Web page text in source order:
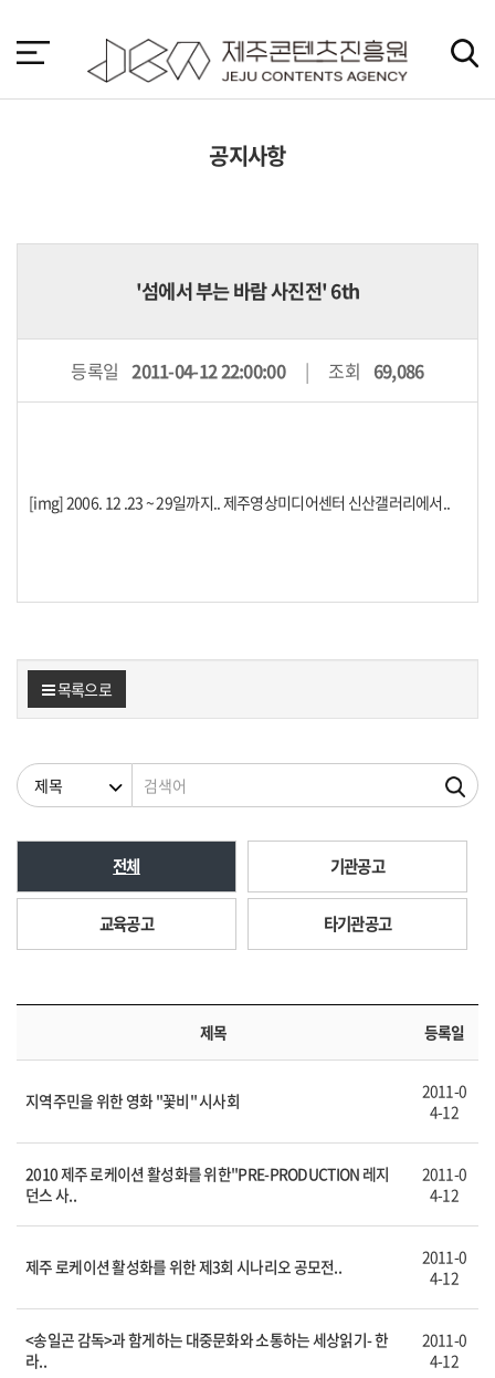
바
가
공지사항
'섬에서 부는 바람 사진전' 6th
등록일 2011-04-12 22:00:00 조회 69,086
[img] 2006. 12 .23 ~ 29일까지.. 제주영상미디어센터 신산갤러리에서..
목록으로
검색조건 검색어
전체 기관공고
교육공고 타기관공고
제목 등록일
지역주민을 위한 영화 "꽃비" 시사회
2011-0
4-12
2010 제주 로케이션 활성화를 위한"PRE-PRODUCTION 레지
던스 사..
2011-0
4-12
제주 로케이션 활성화를 위한 제3회 시나리오 공모전..
2011-0
4-12
<송일곤 감독>과 함게하는 대중문화와 소통하는 세상읽기- 한
라..
2011-0
4-12